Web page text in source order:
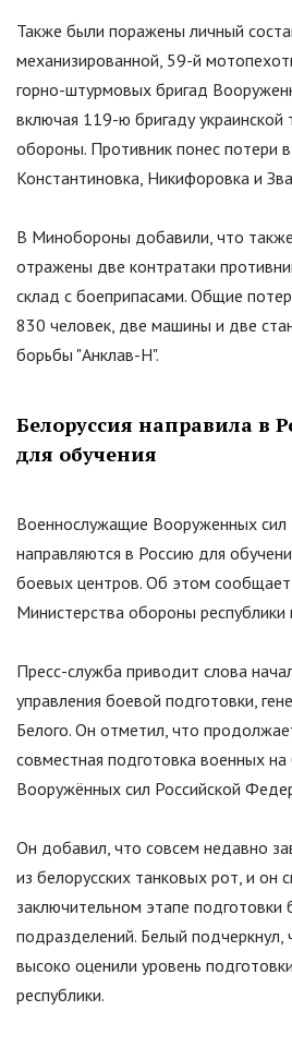
Также были поражены личный
механизированной, 59-й
горно-штурмовых бригад
включая 119-ю бригаду украинской
обороны. Противник понес потери
Константиновка, Никифоровка и
В Минобороны добавили, что
отражены две контратаки
склад с боеприпасами. Общие
830 человек, две машины и две
борьбы "Анклав-Н".
Белоруссия направила в
для обучения
Военнослужащие Вооруженных сил
направляются в Россию для
боевых центров. Об этом
Министерства обороны республики
Пресс-служба приводит слова
управления боевой подготовки,
Белого. Он отметил, что
совместная подготовка военных
Вооружённых сил Российской
Он добавил, что совсем недавно
из белорусских танковых рот, и он
заключительном этапе подготовки
подразделений. Белый подчеркнул,
высоко оценили уровень
республики.